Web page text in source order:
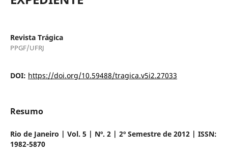
Revista Trágica
PPGF/UFRJ
DOI: https://doi.org/10.59488/tragica.v5i2.27033
Resumo
Rio de Janeiro | Vol. 5 | Nº. 2 | 2º Semestre de 2012 | ISSN:
1982-5870